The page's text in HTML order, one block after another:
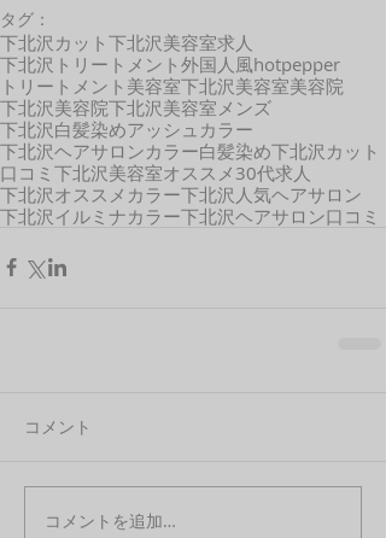
タグ：
下北沢カット 下北沢美容室求人
下北沢トリートメント 外国人風hotpepper
トリートメント 美容室下北沢美容室美容院
下北沢美容院下北沢美容室メンズ
下北沢白髪染めアッシュカラー
下北沢ヘアサロンカラー白髪染め下北沢 カット
口コミ 下北沢美容室オススメ 30代求人
下北沢オススメカラー下北沢人気ヘアサロン
下北沢イルミナカラー下北沢ヘアサロン口コミ
コメント
コメントを追加…